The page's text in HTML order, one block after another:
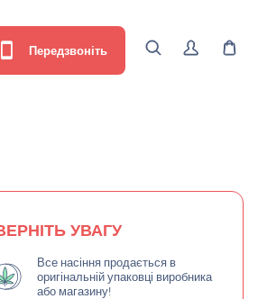
Передзвоніть
УВАГУ
Все насіння продається в
оригінальній упаковці виробника
або магазину!